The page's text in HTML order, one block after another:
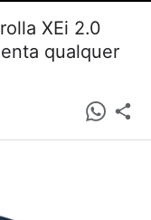
XEi 2.0
qualquer